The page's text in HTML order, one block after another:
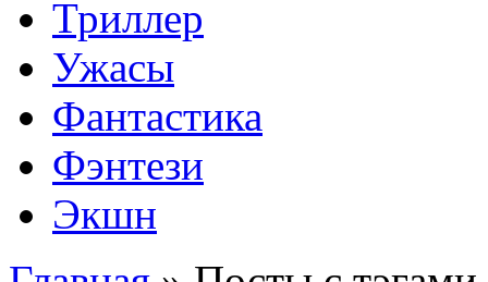
Триллер
Ужасы
Фантастика
Фэнтези
Экшн